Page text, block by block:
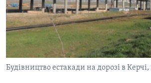
Будівництво естакади на дорозі в